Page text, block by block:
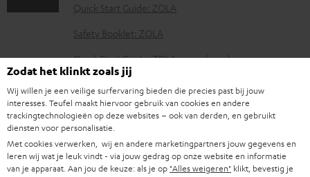
o
a
d
d
o
c
u
m
Quick Start Guide: ZOLA
Safety Booklet: ZOLA
Quick Start Guide: ZOLA cover (paar)
V
e
r
Verzendinformatie
Zodat het klinkt zoals jij
Wij willen je een veilige surfervaring bieden die precies past bij jouw
interesses. Teufel maakt hiervoor gebruik van cookies en andere
trackingtechnologieën op deze websites – ook van derden, en gebruikt
diensten voor personalisatie.
Met cookies verwerken, wij en andere marketingpartners jouw gegevens en
leren wij wat je leuk vindt - via jouw gedrag op onze website en informatie
van je apparaat. Aan jou de keuze: als je op "Alles weigeren" klikt, bevestig je